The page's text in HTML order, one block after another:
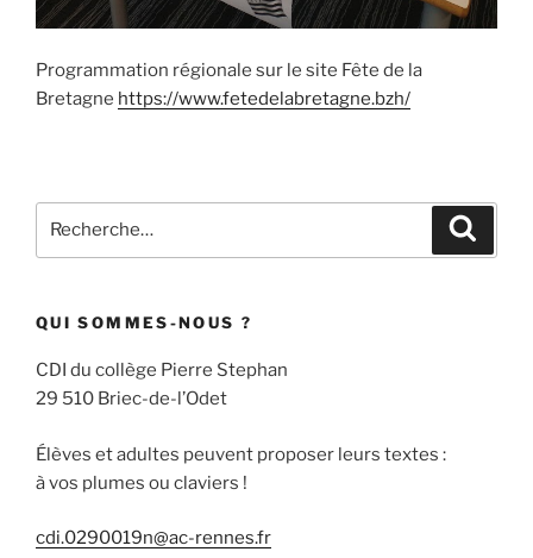
Programmation régionale sur le site Fête de la
Bretagne https://www.fetedelabretagne.bzh/
pour
QUI SOMMES-NOUS ?
CDI du collège Pierre Stephan
29 510 Briec-de-l’Odet
Élèves et adultes peuvent proposer leurs textes :
à vos plumes ou claviers !
cdi.0290019n@ac-rennes.fr